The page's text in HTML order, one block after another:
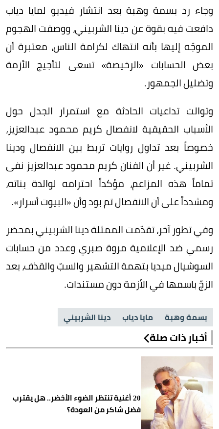
وجاء رد بسمة وهبة بعد انتشار فيديو لمايا دياب
دافعت فيه بقوة عن دينا الشربيني، ووصفت الهجوم
الموجّه إليها بأنه انتهاك لكرامة الناس، معتبرة أن
بعض الحسابات «الرخيصة» تسعى لتأجيج الأزمة
وتضليل الجمهور.
وتوالت تداعيات الحادثة مع استمرار الجدل حول
الأسباب الحقيقية لانفصال كريم محمود عبدالعزيز،
خصوصاً بعد تداول روايات تربط بين الانفصال ودينا
الشربيني. غير أن الفنان كريم محمود عبدالعزيز نفى
تماماً هذه المزاعم، مؤكداً احترامه لوالدة بناته،
ومشدداً على أن الانفصال تم بود وأن «البيوت أسرار».
وفي تطور آخر، تقدّمت الممثلة دينا الشربيني بمحضر
رسمي ضد الإعلامية مروة صبري وعدد من حسابات
السوشيال ميديا بتهمة التشهير والسبّ والقذف، بعد
الزجّ باسمها في الأزمة دون مستندات.
بسمة وهبة مايا دياب دينا الشربيني
أخبار ذات صلة
20 أغنية تنتظر الضوء الأخضر.. هل يقترب
فضل شاكر من العودة؟